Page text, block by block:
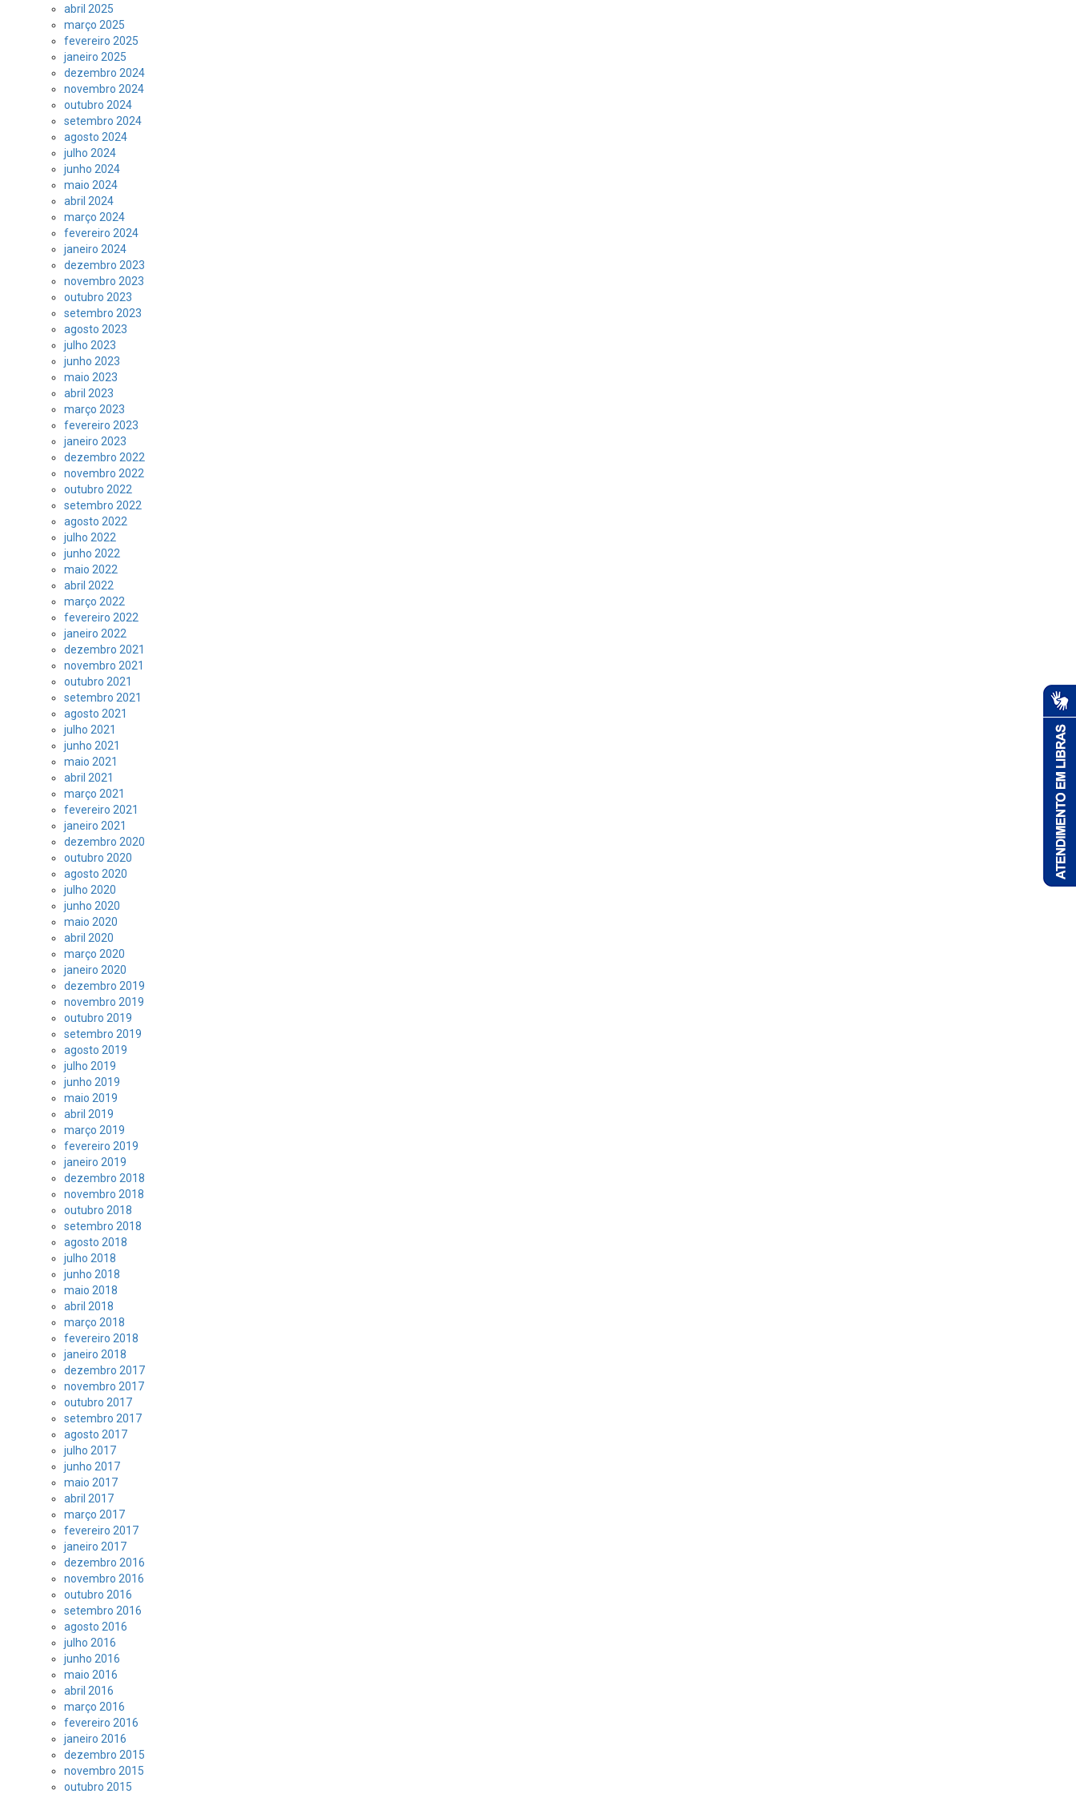
abril 2025
março 2025
fevereiro 2025
janeiro 2025
dezembro 2024
novembro 2024
outubro 2024
setembro 2024
agosto 2024
julho 2024
junho 2024
maio 2024
abril 2024
março 2024
fevereiro 2024
janeiro 2024
dezembro 2023
novembro 2023
outubro 2023
setembro 2023
agosto 2023
julho 2023
junho 2023
maio 2023
abril 2023
março 2023
fevereiro 2023
janeiro 2023
dezembro 2022
novembro 2022
outubro 2022
setembro 2022
agosto 2022
julho 2022
junho 2022
maio 2022
abril 2022
março 2022
fevereiro 2022
janeiro 2022
dezembro 2021
novembro 2021
outubro 2021
setembro 2021
agosto 2021
julho 2021
junho 2021
maio 2021
abril 2021
março 2021
fevereiro 2021
janeiro 2021
dezembro 2020
outubro 2020
agosto 2020
julho 2020
junho 2020
maio 2020
abril 2020
março 2020
janeiro 2020
dezembro 2019
novembro 2019
outubro 2019
setembro 2019
agosto 2019
julho 2019
junho 2019
maio 2019
abril 2019
março 2019
fevereiro 2019
janeiro 2019
dezembro 2018
novembro 2018
outubro 2018
setembro 2018
agosto 2018
julho 2018
junho 2018
maio 2018
abril 2018
março 2018
fevereiro 2018
janeiro 2018
dezembro 2017
novembro 2017
outubro 2017
setembro 2017
agosto 2017
julho 2017
junho 2017
maio 2017
abril 2017
março 2017
fevereiro 2017
janeiro 2017
dezembro 2016
novembro 2016
outubro 2016
setembro 2016
agosto 2016
julho 2016
junho 2016
maio 2016
abril 2016
março 2016
fevereiro 2016
janeiro 2016
dezembro 2015
novembro 2015
outubro 2015